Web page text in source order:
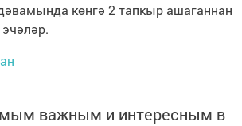
көнгә 2 тапкыр ашаганнан
важным и интересным в